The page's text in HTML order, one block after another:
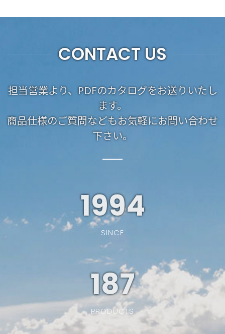
CONTACT US
担当営業より、PDFのカタログをお送りいたし
ます。
商品仕様のご質問などもお気軽にお問い合わせ
下さい。
1994
SINCE
187
PRODUCTS